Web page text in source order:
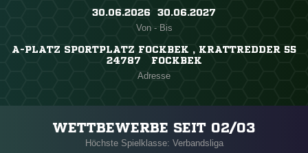
30.06.2026 ​ 30.06.2027
Von - Bis
A-PLATZ SPORTPLATZ FOCKBEK , KRATTREDDER 55
24787 FOCKBEK
Adresse
WETTBEWERBE SEIT 02/03
Höchste Spielklasse: Verbandsliga